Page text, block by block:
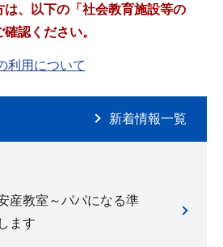
、以下の「社会教育施設等の
認ください。
利用について
新着情報一覧
教室～パパになる準
ます